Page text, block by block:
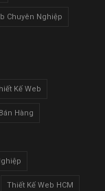
Chuyên Nghiệp
Kế Web
Hàng
Thiết Kế Web HCM